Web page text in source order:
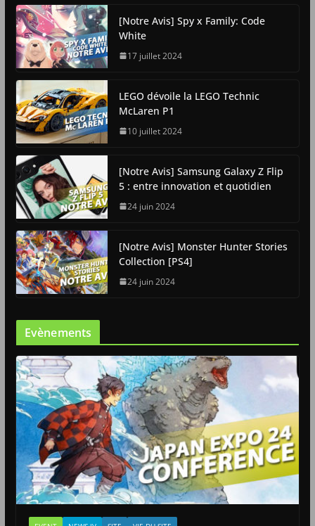
[Notre Avis] Spy x Family: Code
White
17 juillet 2024
LEGO dévoile la LEGO Technic
McLaren P1
10 juillet 2024
[Notre Avis] Samsung Galaxy Z Flip
5 : entre innovation et quotidien
24 juin 2024
[Notre Avis] Monster Hunter Stories
Collection [PS4]
24 juin 2024
Evènements